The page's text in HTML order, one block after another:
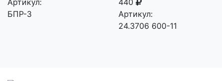
БПР-3
Артикул:
24.3706 600-11